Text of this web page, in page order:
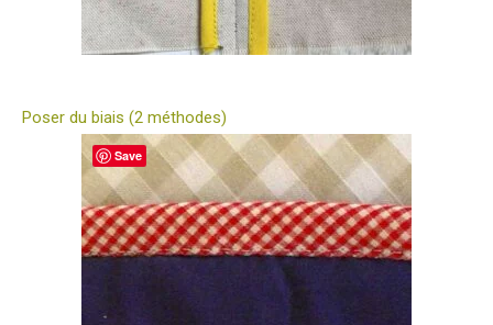
Poser du biais (2 méthodes)
Save